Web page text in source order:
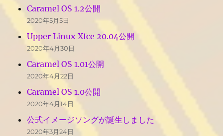
Caramel OS 1.2公開
2020年5月5日
Upper Linux Xfce 20.04公開
2020年4月30日
Caramel OS 1.01公開
2020年4月22日
Caramel OS 1.0公開
2020年4月14日
公式イメージソングが誕生しました
2020年3月24日